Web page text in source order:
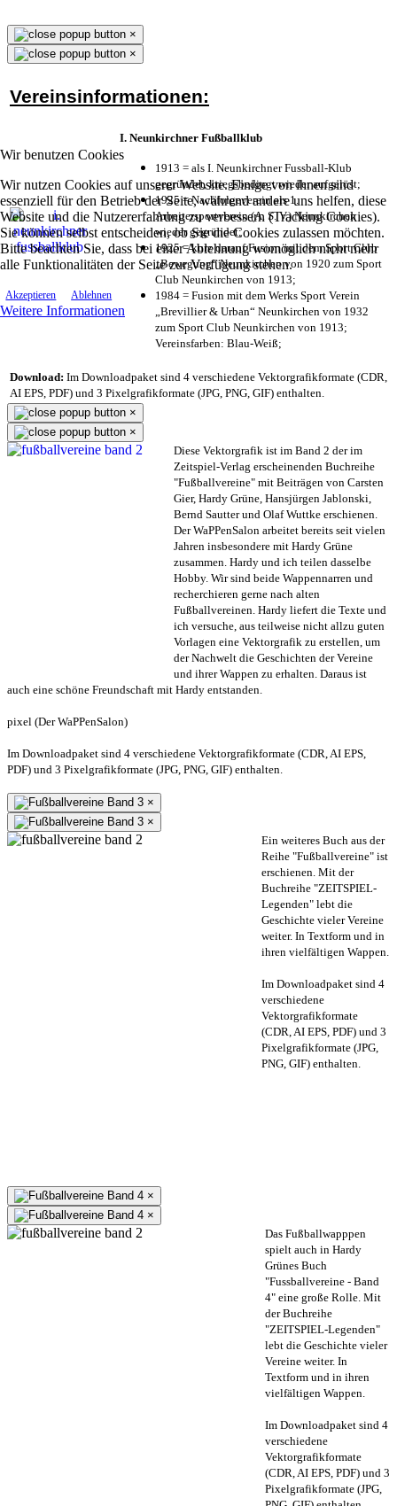
Wir benutzen Cookies
Wir nutzen Cookies auf unserer Website. Einige von ihnen sind
essenziell für den Betrieb der Seite, während andere uns helfen, diese
Website und die Nutzererfahrung zu verbessern (Tracking Cookies).
Sie können selbst entscheiden, ob Sie die Cookies zulassen möchten.
Bitte beachten Sie, dass bei einer Ablehnung womöglich nicht mehr
alle Funktionalitäten der Seite zur Verfügung stehen.
Akzeptieren Ablehnen
Weitere Informationen
×
×
Vereinsinformationen:
I. Neunkirchner Fußballklub
1913 = als I. Neunkirchner Fussball-Klub
gegründet, kriegsbedingt wieder aufgelöst;
1925 = Nachfolgeverein als 1.
Arbeitersportverein (A. S. V.) Neunkirchen
wieder gegründet;
1925 = kurz darauf Fusion mit dem Sport Club
„Bewegung“ Neunkirchen von 1920 zum Sport
Club Neunkirchen von 1913;
1984 = Fusion mit dem Werks Sport Verein
„Brevillier & Urban“ Neunkirchen von 1932
zum Sport Club Neunkirchen von 1913;
Vereinsfarben: Blau-Weiß;
Download: Im Downloadpaket sind 4 verschiedene Vektorgrafikformate (CDR,
AI EPS, PDF) und 3 Pixelgrafikformate (JPG, PNG, GIF) enthalten.
×
×
Diese Vektorgrafik ist im Band 2 der im
Zeitspiel-Verlag erscheinenden Buchreihe
"Fußballvereine" mit Beiträgen von Carsten
Gier, Hardy Grüne, Hansjürgen Jablonski,
Bernd Sautter und Olaf Wuttke erschienen.
Der WaPPenSalon arbeitet bereits seit vielen
Jahren insbesondere mit Hardy Grüne
zusammen. Hardy und ich teilen dasselbe
Hobby. Wir sind beide Wappennarren und
recherchieren gerne nach alten
Fußballvereinen. Hardy liefert die Texte und
ich versuche, aus teilweise nicht allzu guten
Vorlagen eine Vektorgrafik zu erstellen, um
der Nachwelt die Geschichten der Vereine
und ihrer Wappen zu erhalten. Daraus ist
auch eine schöne Freundschaft mit Hardy entstanden.
pixel (Der WaPPenSalon)
Im Downloadpaket sind 4 verschiedene Vektorgrafikformate (CDR, AI EPS,
PDF) und 3 Pixelgrafikformate (JPG, PNG, GIF) enthalten.
×
×
Ein weiteres Buch aus der
Reihe "Fußballvereine" ist
erschienen. Mit der
Buchreihe "ZEITSPIEL-
Legenden" lebt die
Geschichte vieler Vereine
weiter. In Textform und in
ihren vielfältigen Wappen.
Im Downloadpaket sind 4
verschiedene
Vektorgrafikformate
(CDR, AI EPS, PDF) und 3
Pixelgrafikformate (JPG,
PNG, GIF) enthalten.
×
×
Das Fußballwapppen
spielt auch in Hardy
Grünes Buch
"Fussballvereine - Band
4" eine große Rolle. Mit
der Buchreihe
"ZEITSPIEL-Legenden"
lebt die Geschichte vieler
Vereine weiter. In
Textform und in ihren
vielfältigen Wappen.
Im Downloadpaket sind 4
verschiedene
Vektorgrafikformate
(CDR, AI EPS, PDF) und 3
Pixelgrafikformate (JPG,